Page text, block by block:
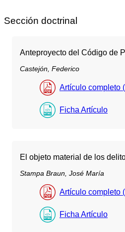
Sección doctrinal
Anteproyecto del Código de
Castejón, Federico
Artículo completo
Ficha Artículo
El objeto material de los
Stampa Braun, José María
Artículo completo
Ficha Artículo